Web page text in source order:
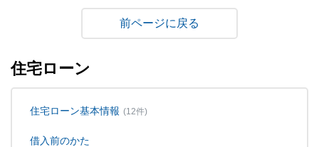
戻る
住宅ローン
住宅ローン基本情報 (12件)
借入前のかた